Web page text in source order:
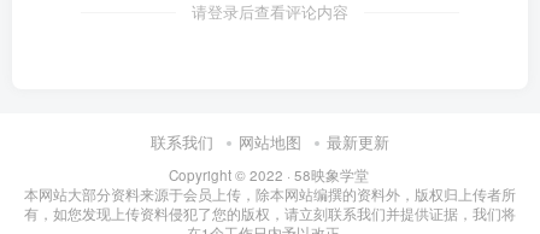
请登录后查看评论内容
联系我们 网站地图 最新更新
Copyright © 2022 · 58映象学堂
本网站大部分资料来源于会员上传，除本网站编撰的资料外，版权归上传者所
有，如您发现上传资料侵犯了您的版权，请立刻联系我们并提供证据，我们将